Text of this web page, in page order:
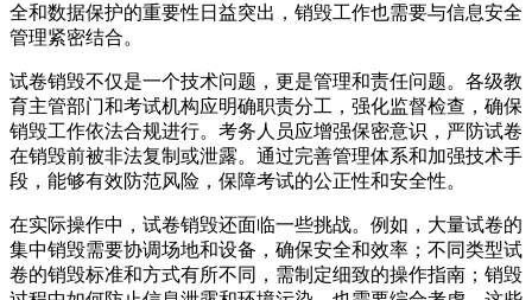
全和数据保护的重要性日益突出，销毁工作也需要与信息安全
管理紧密结合。
试卷销毁不仅是一个技术问题，更是管理和责任问题。各级教
育主管部门和考试机构应明确职责分工，强化监督检查，确保
销毁工作依法合规进行。考务人员应增强保密意识，严防试卷
在销毁前被非法复制或泄露。通过完善管理体系和加强技术手
段，能够有效防范风险，保障考试的公正性和安全性。
在实际操作中，试卷销毁还面临一些挑战。例如，大量试卷的
集中销毁需要协调场地和设备，确保安全和效率；不同类型试
卷的销毁标准和方式有所不同，需制定细致的操作指南；销毁